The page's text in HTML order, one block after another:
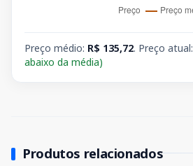
Preço médio: R$ 135,72. Preço atual:
abaixo da média)
Produtos relacionados